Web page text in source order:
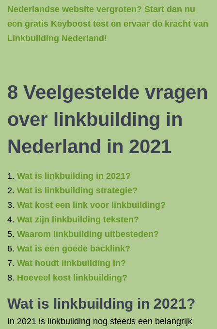
Nederlandse website vergroten? Start dan nu
een gratis Keyboost test en ervaar de kracht van
Linkbuilding Nederland!
8 Veelgestelde vragen
over linkbuilding in
Nederland in 2021
Wat is linkbuilding in 2021?
Wat is linkbuilding strategie?
Wat kost een link voor linkbuilding?
Wat zijn linkbuilding teksten?
Waarom linkbuilding uitbesteden?
Wat is een goede backlink?
Wat houdt linkbuilding in?
Hoeveel kost linkbuilding?
Wat is linkbuilding in 2021?
In 2021 is linkbuilding nog steeds een belangrijk